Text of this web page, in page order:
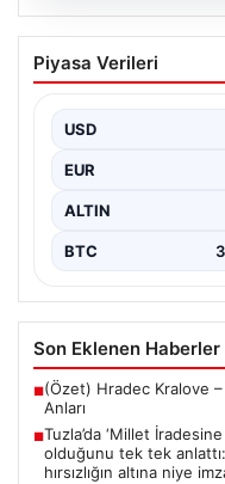
05.08.2026
Tuzla’da ‘Millet
yürüyüşü…
altına,
{ “title”: “Tuzla’da
Özgür Çelik’ten
Piyasa Verileri
USD
EUR
ALTIN
BTC
Son Eklenen Haberler
■(Özet) Hradec Kralove
Anları
■Tuzla’da ‘Millet
olduğunu tek tek anlattı:
hırsızlığın altına niye